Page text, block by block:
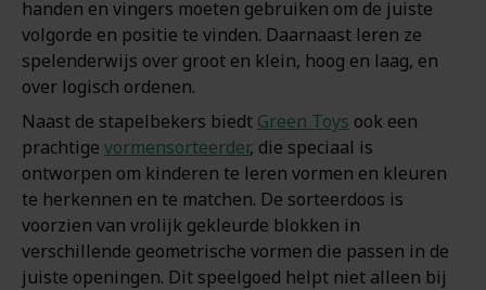
handen en vingers moeten gebruiken om de juiste
volgorde en positie te vinden. Daarnaast leren ze
spelenderwijs over groot en klein, hoog en laag, en
over logisch ordenen.
Naast de stapelbekers biedt Green Toys ook een
prachtige vormensorteerder, die speciaal is
ontworpen om kinderen te leren vormen en kleuren
te herkennen en te matchen. De sorteerdoos is
voorzien van vrolijk gekleurde blokken in
verschillende geometrische vormen die passen in de
juiste openingen. Dit speelgoed helpt niet alleen bij